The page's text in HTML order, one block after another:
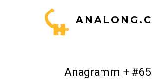
Anagramm +